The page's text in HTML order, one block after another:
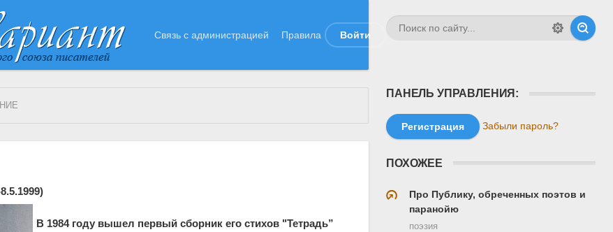
Связь с администрацией Правила Войти
В 1984 году вышел первый сборник его стихов "Тетрадь”
ПАНЕЛЬ УПРАВЛЕНИЯ:
Регистрация Забыли пароль?
ПОХОЖЕЕ
Про Публику, обреченных поэтов и
паранойю
поэзия